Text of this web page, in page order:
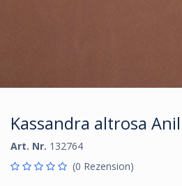
Kassandra altrosa
Art. Nr. 132764
(0 Rezension)